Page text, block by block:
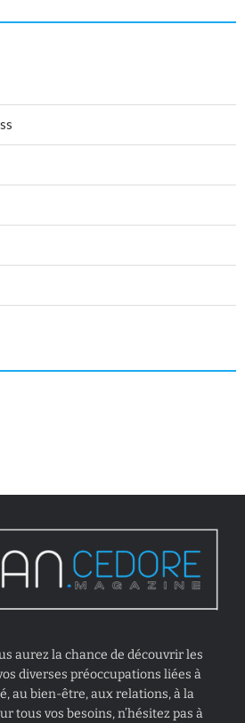
aurez la chance de découvrir les
diverses préoccupations liées à
au bien-être, aux relations, à la
tous vos besoins, n’hésitez pas à